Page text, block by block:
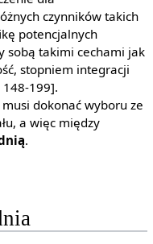
czynników takich
potencjalnych
sobą takimi cechami jak
stopniem integracji
148-199].
dokonać wyboru ze
a więc między
.